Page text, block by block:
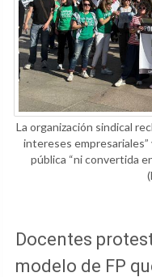
La organización sindical
intereses
pública “ni convertida
Docentes
modelo de FP